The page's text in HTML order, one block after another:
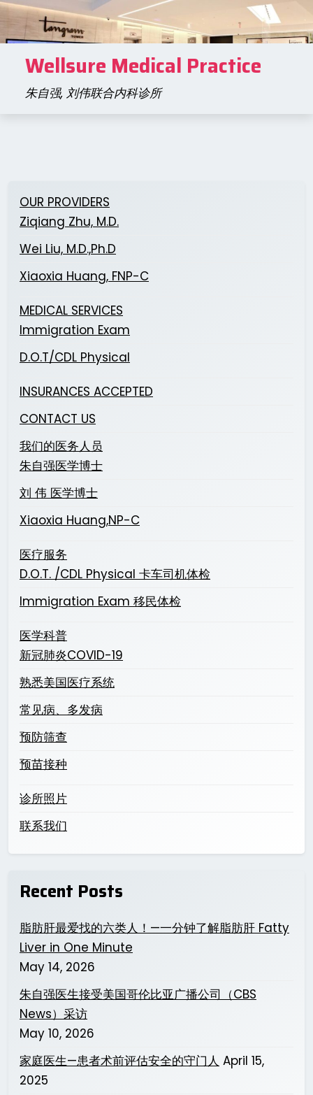
Skip
to
content
Wellsure Medical Practice
朱自强, 刘伟联合内科诊所
OUR PROVIDERS
Ziqiang Zhu, M.D.
Wei Liu, M.D.,Ph.D
Xiaoxia Huang, FNP-C
MEDICAL SERVICES
Immigration Exam
D.O.T/CDL Physical
INSURANCES ACCEPTED
CONTACT US
我们的医务人员
朱自强医学博士
刘 伟 医学博士
Xiaoxia Huang,NP-C
医疗服务
D.O.T. /CDL Physical 卡车司机体检
Immigration Exam 移民体检
医学科普
新冠肺炎COVID-19
熟悉美国医疗系统
常见病、多发病
预防筛查
预苗接种
诊所照片
联系我们
Recent Posts
脂肪肝最爱找的六类人！—一分钟了解脂肪肝 Fatty
Liver in One Minute
May 14, 2026
朱自强医生接受美国哥伦比亚广播公司（CBS
News）采访
May 10, 2026
家庭医生—患者术前评估安全的守门人 April 15,
2025